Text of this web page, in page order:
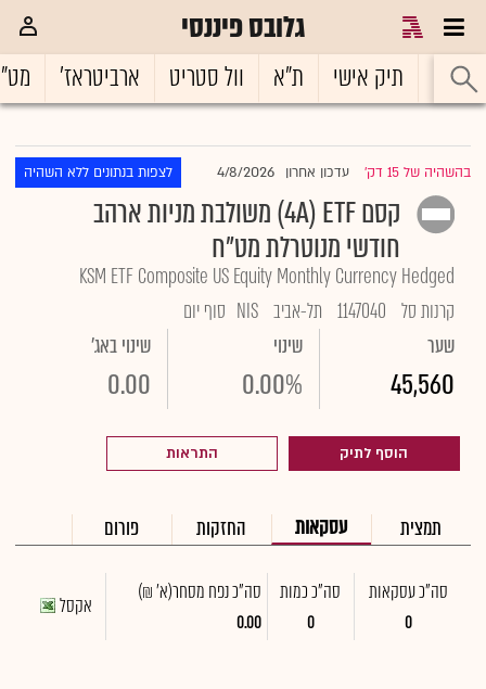
גלובס פיננסי
ראשי תיק אישי ת"א וול סטריט ארביטראז'
בהשהיה של 15 דק' |עדכון אחרון 4/8/2026 לצפות בנתונים ללא השהיה
קסם 4A) ETF) משולבת מניות ארהב
חודשי מנוטרלת מט"ח
KSM ETF Composite US Equity Monthly Currency Hedged
קרנות סל 1147040 תל-אביב NIS סוף יום
שער
45,560
שינוי
0.00%
שינוי באג'
0.00
הוסף לתיק התראות
תמצית עסקאות החזקות פורום
סה"כ עסקאות
0
סה"כ כמות
0
סה"כ נפח מסחר(א' ₪)
0.00
אקסל